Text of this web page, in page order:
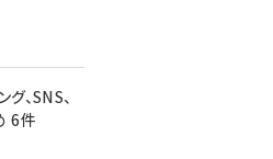
、SNS、
6件